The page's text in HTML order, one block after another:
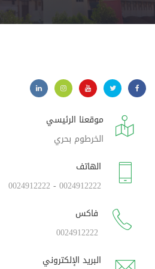
موقعنا الرئيسي
الخرطوم بحري
الهاتف
0024912222
-
0024912222
فاكس
0024912222
البريد الإلكتروني